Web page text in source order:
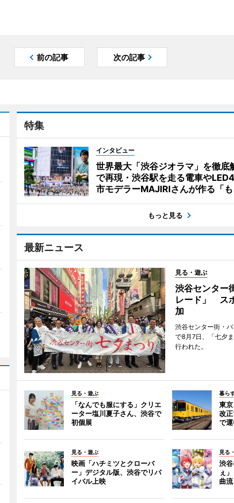
前の記事 次の記事
特集
インタビュー
世界最大「渋谷ジオラマ」を徹
で再現・渋谷駅を走る電車や
市モデラーMAJIRIさんが作る「も
もっと見る
最新ニュース
見る・遊ぶ
渋谷センター
レード」 ス
加
渋谷センター街・
で8月7日、「七夕
行われた。
見る・遊ぶ
「なんでも服にする」クリエ
ーター塩川夏子さん、渋谷で
初個展
暮ら
東
改
で
見る・遊ぶ
映画「ハチミツとクローバ
ー」デジタル版、渋谷でリバ
イバル上映
見る
渋
ぇ
曲